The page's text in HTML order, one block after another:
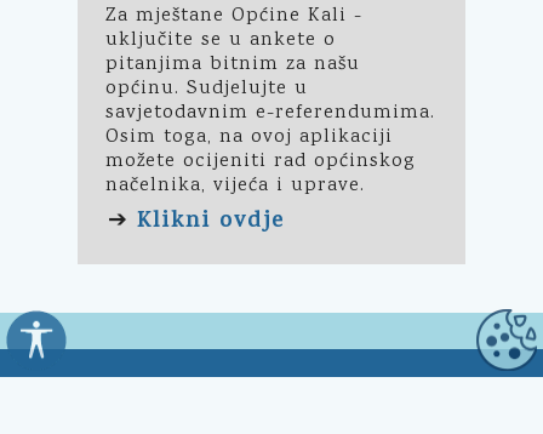
Za mještane Općine Kali -
uključite se u ankete o
pitanjima bitnim za našu
općinu. Sudjelujte u
savjetodavnim e-referendumima.
Osim toga, na ovoj aplikaciji
možete ocijeniti rad općinskog
načelnika, vijeća i uprave.
➔ Klikni ovdje